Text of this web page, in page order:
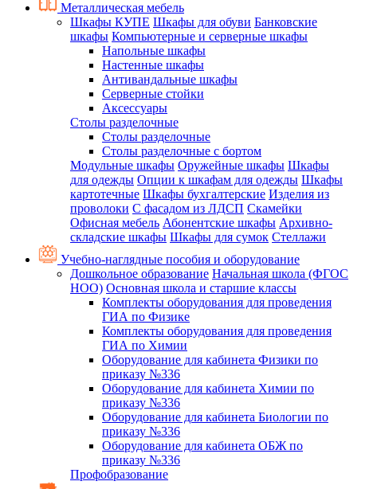
Металлическая мебель
Шкафы КУПЕ Шкафы для обуви Банковские
шкафы Компьютерные и серверные шкафы
Напольные шкафы
Настенные шкафы
Антивандальные шкафы
Серверные стойки
Аксессуары
Столы разделочные
Столы разделочные
Столы разделочные с бортом
Модульные шкафы Оружейные шкафы Шкафы
для одежды Опции к шкафам для одежды Шкафы
картотечные Шкафы бухгалтерские Изделия из
проволоки С фасадом из ЛДСП Скамейки
Офисная мебель Абонентские шкафы Архивно-
складские шкафы Шкафы для сумок Стеллажи
Учебно-наглядные пособия и оборудование
Дошкольное образование Начальная школа (ФГОС
НОО) Основная школа и старшие классы
Комплекты оборудования для проведения
ГИА по Физике
Комплекты оборудования для проведения
ГИА по Химии
Оборудование для кабинета Физики по
приказу №336
Оборудование для кабинета Химии по
приказу №336
Оборудование для кабинета Биологии по
приказу №336
Оборудование для кабинета ОБЖ по
приказу №336
Профобразование